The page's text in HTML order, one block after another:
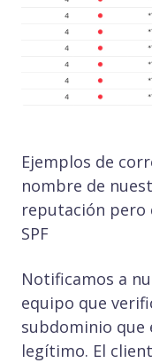
Ejemplos de
nombre de
reputación pero
SPF
Notificamos a
equipo que
subdominio que
legítimo. El